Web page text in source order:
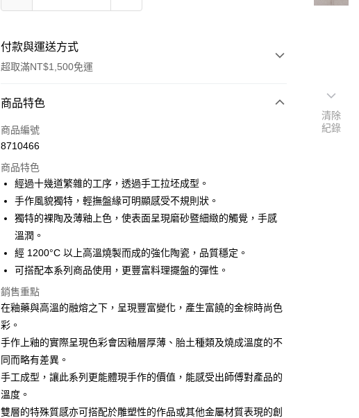
付款與運送方式
超取滿NT$1,500免運
付款方式
信用卡一次付款
Apple Pay
街口支付
悠遊付
AFTEE先享後付
相關說明
【關於「AFTEE先享後付」】
AFTEE先享後付是「在收到商品之後才付款」的支付方式。 讓您購物簡單
便利好安心！
１．簡單：不需註冊會員、不需綁卡、不需儲值。
２．便利：只要手機號碼，簡訊認證，即可結帳。
３．安心：先確認商品／服務後，再付款。
【「AFTEE先享後付」結帳流程】
付」結帳頁面，進行簡訊認證並確認金額後，即可完成結帳。
２．訂單成立數日內，您將收到繳費通知簡訊。
ATM付款
運送方式
全家取貨付款
7-11取貨付款
商品特色
商品編號
8710466
商品特色
經過十幾道繁雜的工序，透過手工拉坯成型。
手作風貌獨特，輕撫盤緣可明顯感受不規則狀。
獨特的裸陶及薄釉上色，使表面呈現磨砂暨細緻的觸覺，手感
溫潤。
經 1200°C 以上高溫燒製而成的強化陶瓷，品質穩定。
可搭配本系列商品使用，更豐富料理擺盤的彈性。
銷售重點
在釉藥與高溫的融熔之下，呈現豐富變化，產生富饒的金棕時尚色
彩。
手作上釉的實際呈現色彩會因釉層厚薄、胎土種類及燒成溫度的不
同而略有差異。
手工成型，讓此系列更能體現手作的價值，能感受出師傅對產品的
溫度。
雙層的特殊質感亦可搭配於雕塑性的作品或其他金屬材質表現的創
清除
紀錄